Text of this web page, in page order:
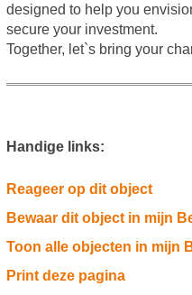
designed to help you
secure your investment.
Together, let`s bring your
Handige links:
Reageer op dit object
Bewaar dit object in mijn
Toon alle objecten in mijn
Print deze pagina